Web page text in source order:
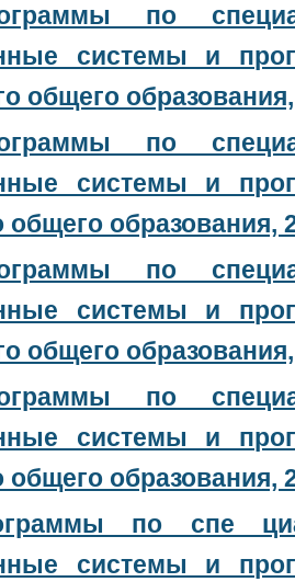
по
системы и
общего образования,
по
системы и
общего образования,
по
системы и
общего образования,
по
системы и
общего образования,
по спе
системы и